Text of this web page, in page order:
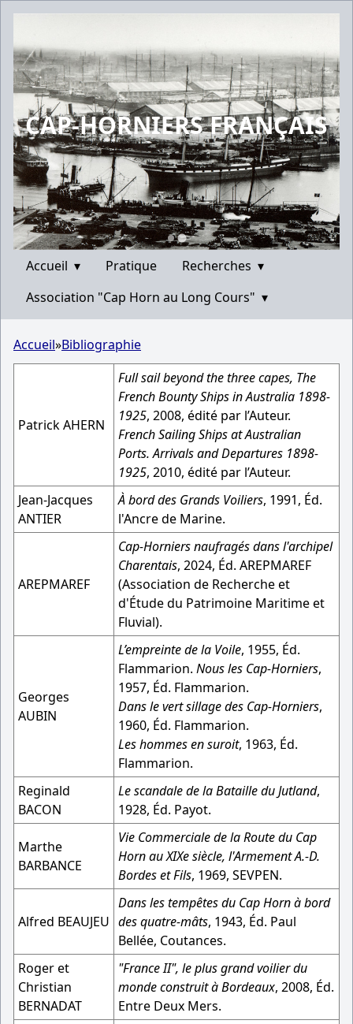
CAP-HORNIERS FRANÇAIS
Accueil ▾ Pratique Recherches ▾
Association "Cap Horn au Long Cours" ▾
Accueil»Bibliographie
Patrick AHERN
Full sail beyond the three capes, The
French Bounty Ships in Australia 1898-
1925, 2008, édité par l’Auteur.
French Sailing Ships at Australian
Ports. Arrivals and Departures 1898-
1925, 2010, édité par l’Auteur.
Jean-Jacques
ANTIER
À bord des Grands Voiliers, 1991, Éd.
l'Ancre de Marine.
AREPMAREF
Cap-Horniers naufragés dans l'archipel
Charentais, 2024, Éd. AREPMAREF
(Association de Recherche et
d'Étude du Patrimoine Maritime et
Fluvial).
Georges
AUBIN
L’empreinte de la Voile, 1955, Éd.
Flammarion. Nous les Cap-Horniers,
1957, Éd. Flammarion.
Dans le vert sillage des Cap-Horniers,
1960, Éd. Flammarion.
Les hommes en suroit, 1963, Éd.
Flammarion.
Reginald
BACON
Le scandale de la Bataille du Jutland,
1928, Éd. Payot.
Marthe
BARBANCE
Vie Commerciale de la Route du Cap
Horn au XIXe siècle, l'Armement A.-D.
Bordes et Fils, 1969, SEVPEN.
Alfred BEAUJEU
Dans les tempêtes du Cap Horn à bord
des quatre-mâts, 1943, Éd. Paul
Bellée, Coutances.
Roger et
Christian
BERNADAT
"France II", le plus grand voilier du
monde construit à Bordeaux, 2008, Éd.
Entre Deux Mers.